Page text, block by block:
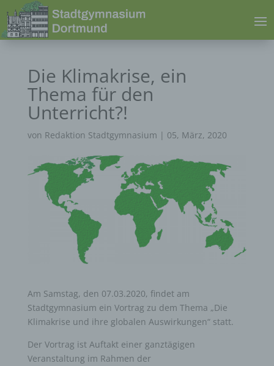
Die Klimakrise, ein
Thema für den
Unterricht?!
von Redaktion Stadtgymnasium | 05, März, 2020
Am Samstag, den 07.03.2020, findet am
Stadtgymnasium ein Vortrag zu dem Thema „Die
Klimakrise und ihre globalen Auswirkungen“ statt.
Der Vortrag ist Auftakt einer ganztägigen
Veranstaltung im Rahmen der